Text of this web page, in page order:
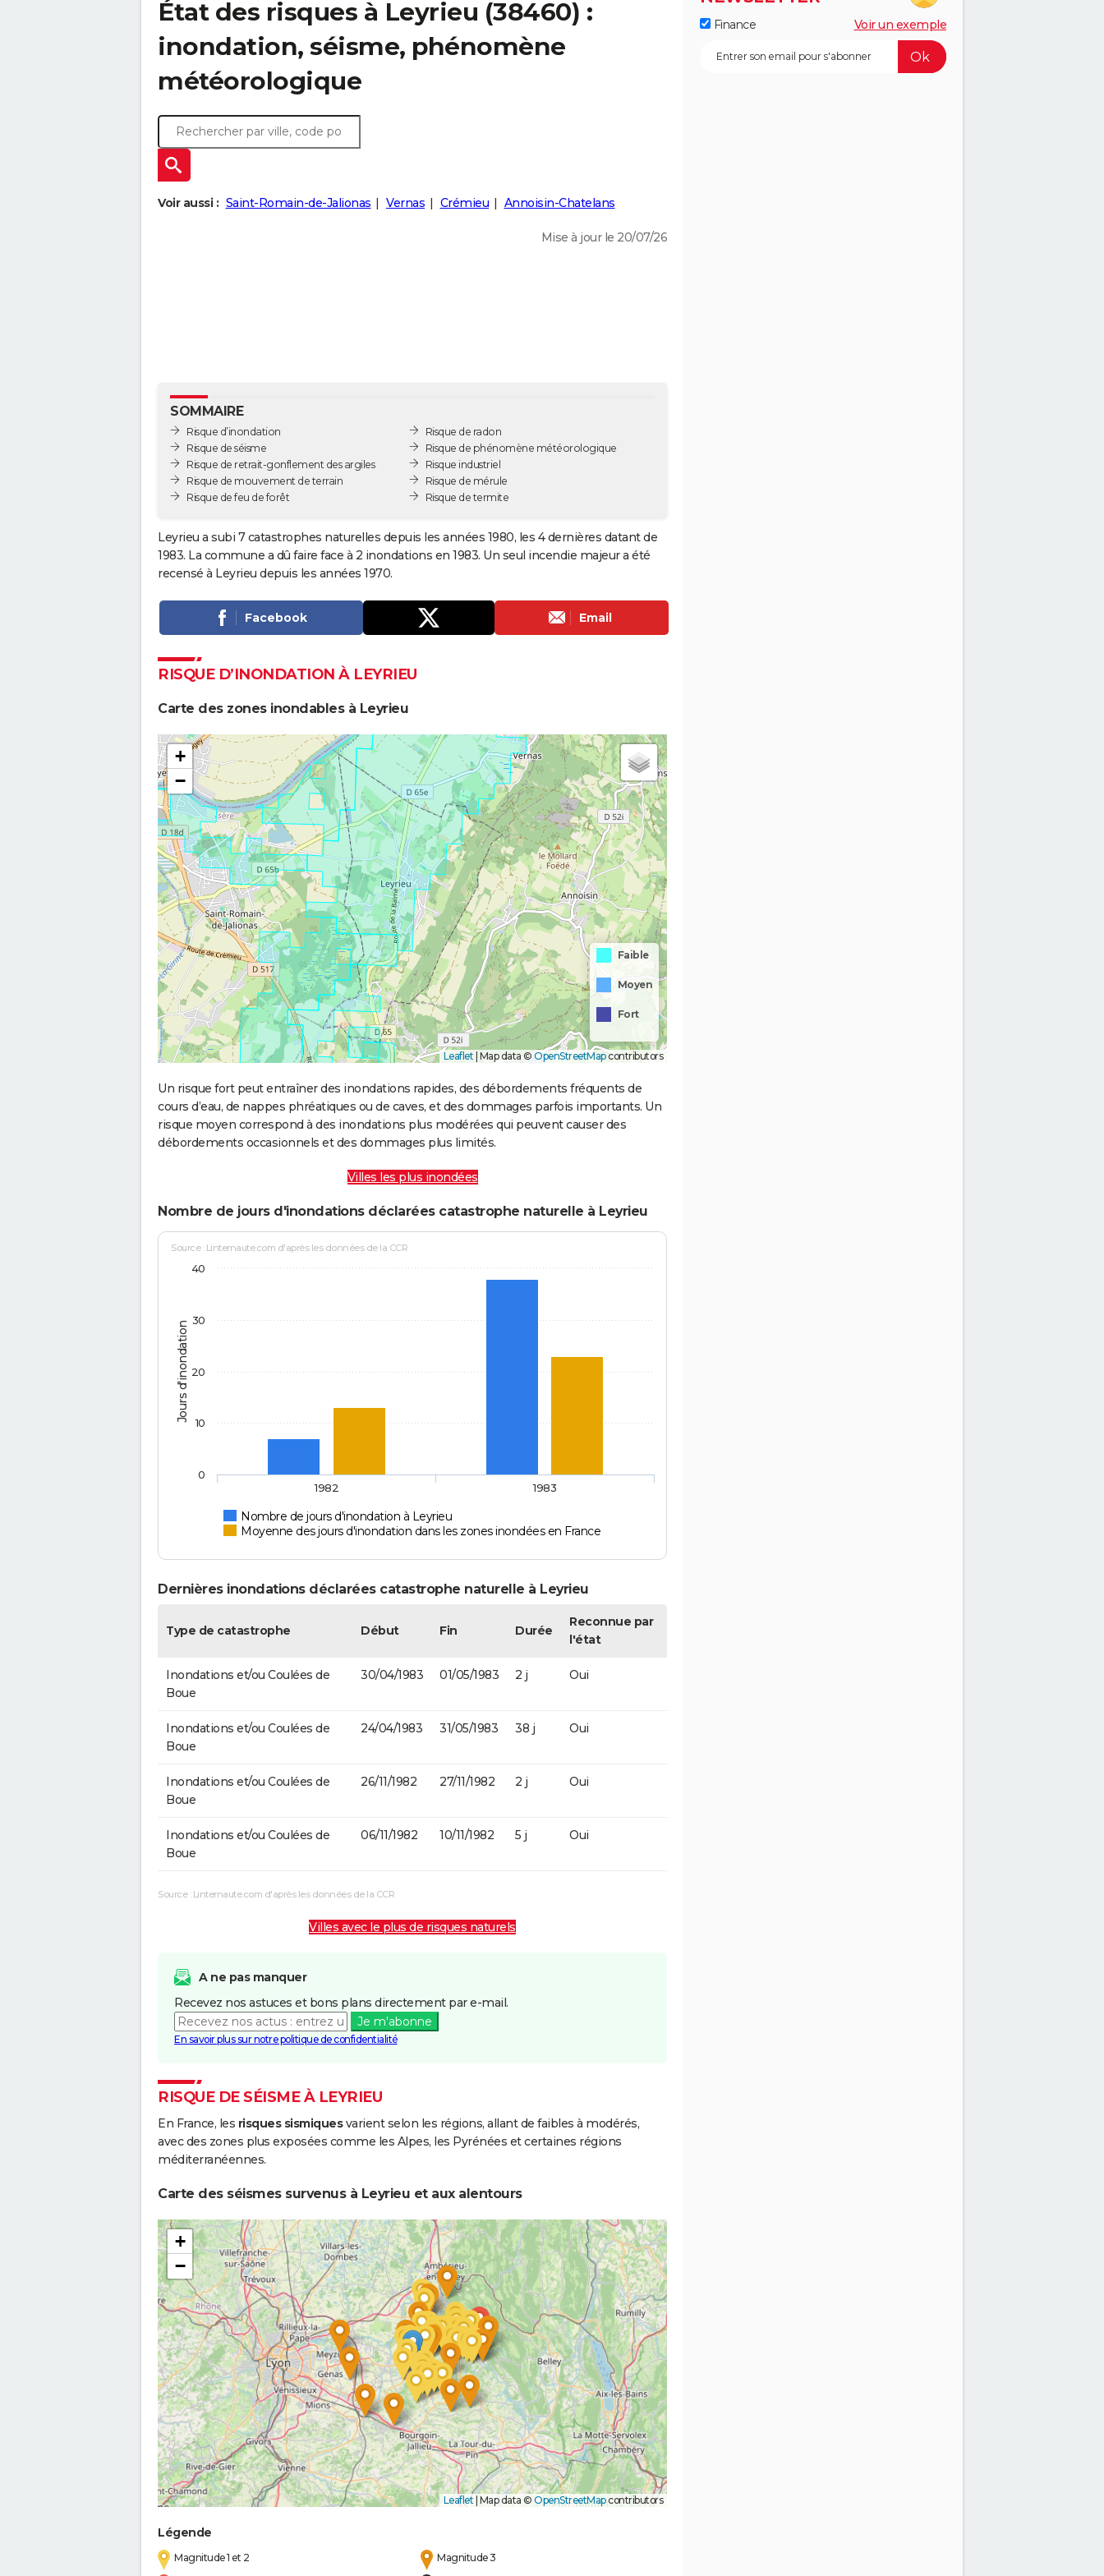
État des risques à Leyrieu (38460) :
inondation, séisme, phénomène
météorologique
Voir aussi : Saint-Romain-de-Jalionas Vernas Crémieu Annoisin-Chatelans
Mise à jour le 20/07/26
SOMMAIRE
Risque d’inondation
Risque de séisme
Risque de retrait-gonflement des argiles
Risque de mouvement de terrain
Risque de feu de forêt
Risque de radon
Risque de phénomène météorologique
Risque industriel
Risque de mérule
Risque de termite
Leyrieu a subi 7 catastrophes naturelles depuis les années 1980, les 4 dernières datant de
1983. La commune a dû faire face à 2 inondations en 1983. Un seul incendie majeur a été
recensé à Leyrieu depuis les années 1970.
Facebook Email
RISQUE D’INONDATION À LEYRIEU
Carte des zones inondables à Leyrieu
+
−
Faible
Moyen
Fort
Leaflet Map data © OpenStreetMapcontributors
Un risque fort peut entraîner des inondations rapides, des débordements fréquents de
cours d’eau, de nappes phréatiques ou de caves, et des dommages parfois importants. Un
risque moyen correspond à des inondations plus modérées qui peuvent causer des
débordements occasionnels et des dommages plus limités.
Villes les plus inondées
Nombre de jours d'inondations déclarées catastrophe naturelle à Leyrieu
Jours d'inondation
Source : Linternaute.com d'après les données de la CCR
Nombre de jours d'inondation à Leyrieu
Moyenne des jours d'inondation dans les zones inondées en France
1982 1983
0
10
20
30
40
Dernières inondations déclarées catastrophe naturelle à Leyrieu
Type de catastrophe Début Fin Durée
Reconnue par
l'état
Inondations et/ou Coulées de
Boue
30/04/1983 01/05/1983 2 j Oui
Inondations et/ou Coulées de
Boue
24/04/1983 31/05/1983 38 j Oui
Inondations et/ou Coulées de
Boue
26/11/1982 27/11/1982 2 j Oui
Inondations et/ou Coulées de
Boue
06/11/1982 10/11/1982 5 j Oui
Source : Linternaute.com d'après les données de la CCR
Villes avec le plus de risques naturels
A ne pas manquer
Recevez nos astuces et bons plans directement par e-mail.
Je m'abonne
En savoir plus sur notre politique de confidentialité
RISQUE DE SÉISME À LEYRIEU
En France, les risques sismiquesvarient selon les régions, allant de faibles à modérés,
avec des zones plus exposées comme les Alpes, les Pyrénées et certaines régions
méditerranéennes.
Carte des séismes survenus à Leyrieu et aux alentours
+
−
Leaflet Map data © OpenStreetMapcontributors
Légende
Magnitude 1 et 2 Magnitude 3
Finance Voir un exemple